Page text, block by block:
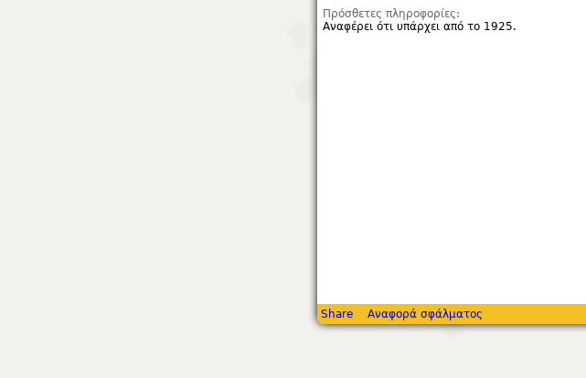
Πρόσθετες πληροφορίες:
Αναφέρει ότι υπάρχει από το 1925.
Share Αναφορά σφάλματος